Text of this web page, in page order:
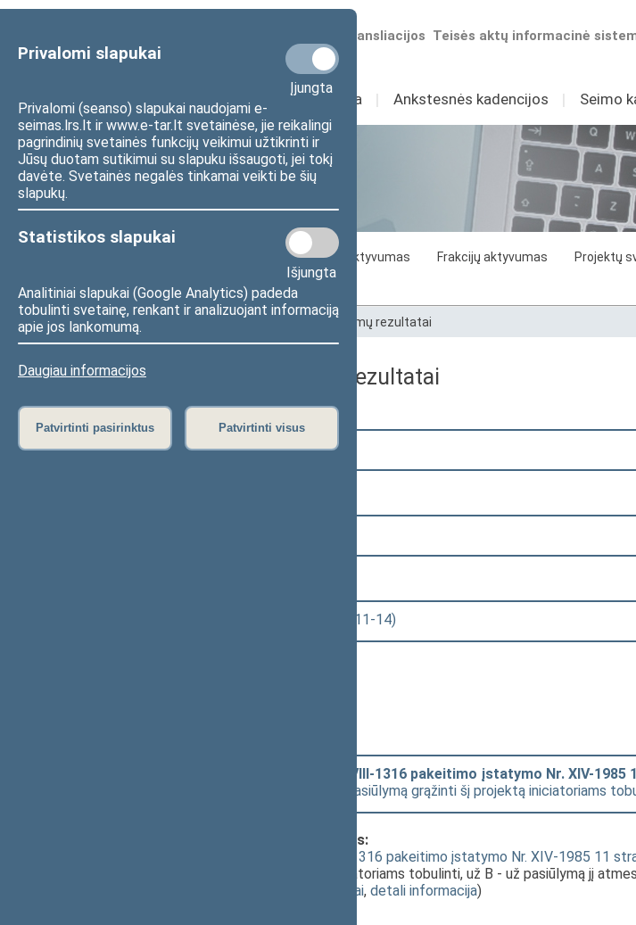
Privalomi slapukai
Įjungta
Privalomi (seanso) slapukai naudojami e-
seimas.lrs.lt ir www.e-tar.lt svetainėse, jie reikalingi
pagrindinių svetainės funkcijų veikimui užtikrinti ir
Jūsų duotam sutikimui su slapuku išsaugoti, jei tokį
davėte. Svetainės negalės tinkamai veikti be šių
slapukų.
Statistikos slapukai
Išjungta
Analitiniai slapukai (Google Analytics) padeda
tobulinti svetainę, renkant ir analizuojant informaciją
apie jos lankomumą.
Daugiau informacijos
Patvirtinti pasirinktus Patvirtinti visus
Teisės aktų informacinė
Numatomos transliacijos
Sudėtis Veikla I Ankstesnės kadencijos I Seimo
Statistika
Seimo narių aktyvumas Frakcijų aktyvumas
Projektų
Seimo narių balsavimų rezultatai
Pradžia Seimo narių balsavimų rezultatai
Seimo narių balsavimų rezultatai
Pasirinkite kadenciją:
2020–2024 metų kadencija
Seimo rytinis posėdis Nr. 320 (2023-11-14)
Valstybės tarnybos įstatymo Nr. VIII-1316 pakeitimo įstatymo Nr. XIV-
] už 'A' - už pasiūlymą grąžinti šį projektą iniciatoriams
Klausimas, dėl kurio vyko balsavimas:
Valstybės tarnybos įstatymo Nr. VIII-1316 pakeitimo įstatymo Nr. XIV-1985 11
- už pasiūlymą grąžinti šį projektą iniciatoriams tobulinti, už B - už pasiūlymą jį
susiję dokumentai, detali informacija)